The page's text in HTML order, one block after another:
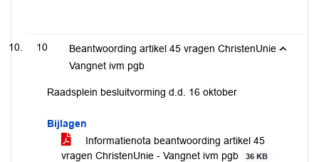
10
Beantwoording artikel 45 vragen ChristenUnie -
Vangnet ivm pgb
Raadsplein besluitvorming d.d. 16 oktober
Bijlagen
Informatienota beantwoording artikel 45
vragen ChristenUnie - Vangnet ivm pgb
36 KB